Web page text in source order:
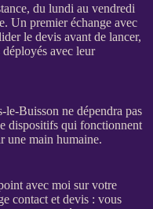
du lundi au vendredi
Un premier échange avec
le devisavant de lancer,
déployés avec leur
le-Buisson ne dépendra pas
dispositifs qui fonctionnent
une main humaine.
avec moi sur votre
contact et devis: vous